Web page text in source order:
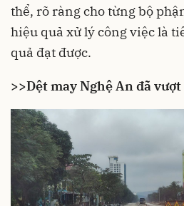
thể, rõ ràng cho từng bộ
hiệu quả xử lý công việc là
quả đạt được.
>>Dệt may Nghệ An đã vượt